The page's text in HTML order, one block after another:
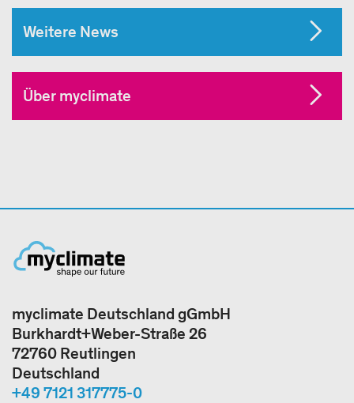
Weitere News
Über myclimate
myclimate Deutschland gGmbH
Burkhardt+Weber-Straße 26
72760 Reutlingen
Deutschland
+49 7121 317775-0